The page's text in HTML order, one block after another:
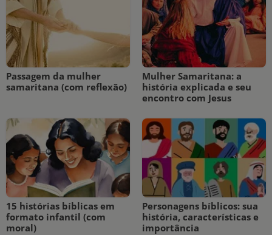
Passagem da mulher
samaritana (com reflexão)
Mulher Samaritana: a
história explicada e seu
encontro com Jesus
15 histórias bíblicas em
formato infantil (com
moral)
Personagens bíblicos: sua
história, características e
importância